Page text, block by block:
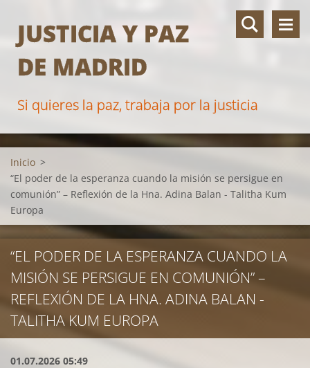
JUSTICIA Y PAZ
DE MADRID
Si quieres la paz, trabaja por la justicia
Inicio >
“El poder de la esperanza cuando la misión se persigue en
comunión” – Reflexión de la Hna. Adina Balan - Talitha Kum
Europa
“EL PODER DE LA ESPERANZA CUANDO LA
MISIÓN SE PERSIGUE EN COMUNIÓN” –
REFLEXIÓN DE LA HNA. ADINA BALAN -
TALITHA KUM EUROPA
01.07.2026 05:49